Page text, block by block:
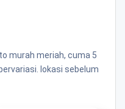
murah meriah, cuma 5
lokasi sebelum